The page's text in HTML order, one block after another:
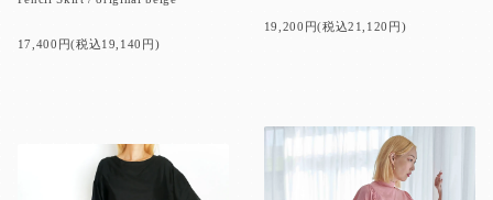
19,200円(税込21,120円)
17,400円(税込19,140円)